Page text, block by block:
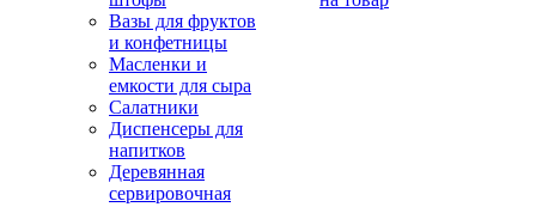
Вазы для фруктов
и конфетницы
Масленки и
емкости для сыра
Салатники
Диспенсеры для
напитков
Деревянная
сервировочная